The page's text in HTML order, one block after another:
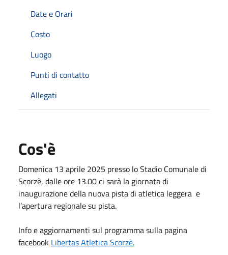
Date e Orari
Costo
Luogo
Punti di contatto
Allegati
Cos'è
Domenica 13 aprile 2025 presso lo Stadio Comunale di
Scorzè, dalle ore 13.00 ci sarà la giornata di
inaugurazione della nuova pista di atletica leggera e
l’apertura regionale su pista.
Info e aggiornamenti sul programma sulla pagina
facebook Libertas Atletica Scorzè.